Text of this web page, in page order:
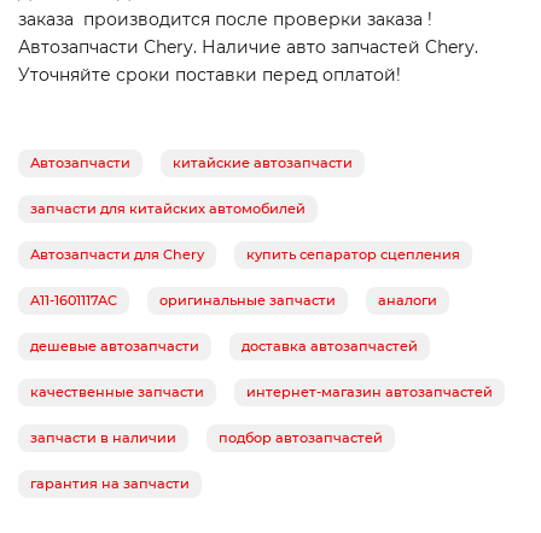
заказа производится после проверки заказа !
Автозапчасти Chery. Наличие авто запчастей Chery.
Уточняйте сроки поставки перед оплатой!
Автозапчасти китайские автозапчасти
запчасти для китайских автомобилей
Автозапчасти для Chery купить сепаратор сцепления
A11-1601117AC оригинальные запчасти аналоги
дешевые автозапчасти доставка автозапчастей
качественные запчасти интернет-магазин автозапчастей
запчасти в наличии подбор автозапчастей
гарантия на запчасти